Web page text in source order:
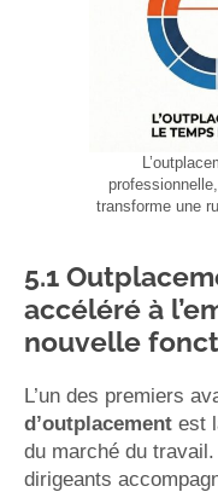
transforme une
5.1
accéléré à
nouvelle
L’un des premiers
d’outplacement est
du marché du
dirigeants